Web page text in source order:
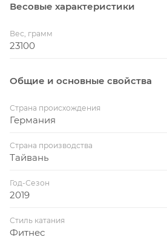
Весовые характеристики
Вес, грамм
23100
Общие и основные свойства
Страна происхождения
Германия
Страна производства
Тайвань
Год-Сезон
2019
Стиль катания
Фитнес